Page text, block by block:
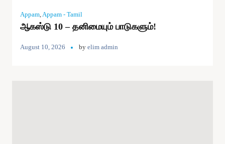
Appam Appam - Tamil
ஆகஸ்டு 10 – தனிமையும் பாடுகளும்!
August 10, 2026 by elim admin